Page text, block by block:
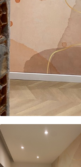
/m²
Peel and Stick
.67 49.00